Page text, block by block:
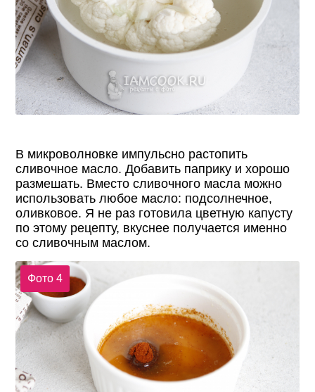
В микроволновке импульсно растопить
сливочное масло. Добавить паприку и хорошо
размешать. Вместо сливочного масла можно
использовать любое масло: подсолнечное,
оливковое. Я не раз готовила цветную капусту
по этому рецепту, вкуснее получается именно
со сливочным маслом.
Фото 4